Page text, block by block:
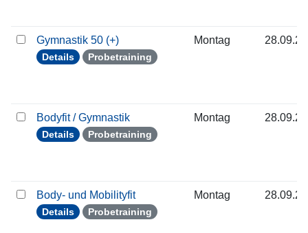
Gymnastik 50 (+)
Details Probetraining
Montag
Bodyfit / Gymnastik
Details Probetraining
Montag
Body- und Mobilityfit
Details Probetraining
Montag